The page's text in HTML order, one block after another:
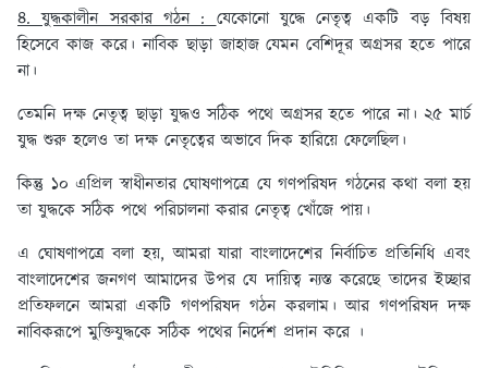
৪. যুদ্ধকালীন সরকার গঠন :যেকোনো যুদ্ধে নেতৃত্ব একটি বড় বিষয়
হিসেবে কাজ করে। নাবিক ছাড়া জাহাজ যেমন বেশিদূর অগ্রসর হতে পারে
না।
তেমনি দক্ষ নেতৃত্ব ছাড়া যুদ্ধও সঠিক পথে অগ্রসর হতে পারে না। ২৫ মার্চ
যুদ্ধ শুরু হলেও তা দক্ষ নেতৃত্বের অভাবে দিক হারিয়ে ফেলেছিল।
কিন্তু ১০ এপ্রিল স্বাধীনতার ঘোষণাপত্রে যে গণপরিষদ গঠনের কথা বলা হয়
তা যুদ্ধকে সঠিক পথে পরিচালনা করার নেতৃত্ব খোঁজে পায়।
এ ঘোষণাপত্রে বলা হয়, আমরা যারা বাংলাদেশের নির্বাচিত প্রতিনিধি এবং
বাংলাদেশের জনগণ আমাদের উপর যে দায়িত্ব ন্যস্ত করেছে তাদের ইচ্ছার
প্রতিফলনে আমরা একটি গণপরিষদ গঠন করলাম। আর গণপরিষদ দক্ষ
নাবিকরূপে মুক্তিযুদ্ধকে সঠিক পথের নির্দেশ প্রদান করে ।